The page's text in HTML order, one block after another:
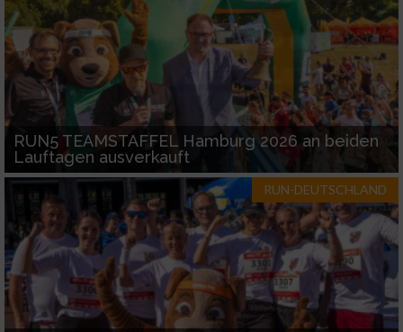
RUN5 TEAMSTAFFEL Hamburg 2026 an beiden
Lauftagen ausverkauft
RUN-DEUTSCHLAND
Notwendig
Performance
Funktional
Werbung